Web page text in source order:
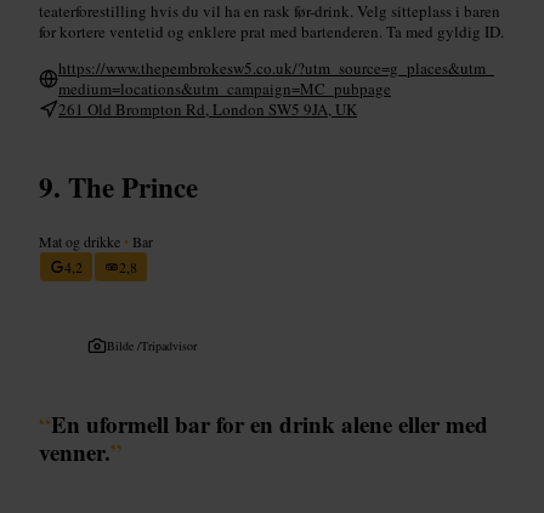
teaterforestilling hvis du vil ha en rask før-drink. Velg sitteplass i baren
for kortere ventetid og enklere prat med bartenderen. Ta med gyldig ID.
https://www.thepembrokesw5.co.uk/?utm_source=g_places&utm_
medium=locations&utm_campaign=MC_pubpage
261 Old Brompton Rd, London SW5 9JA, UK
The Prince
Mat og drikke • Bar
4,2
2,8
Bilde /Tripadvisor
“En uformell bar for en drink alene eller med
venner.”